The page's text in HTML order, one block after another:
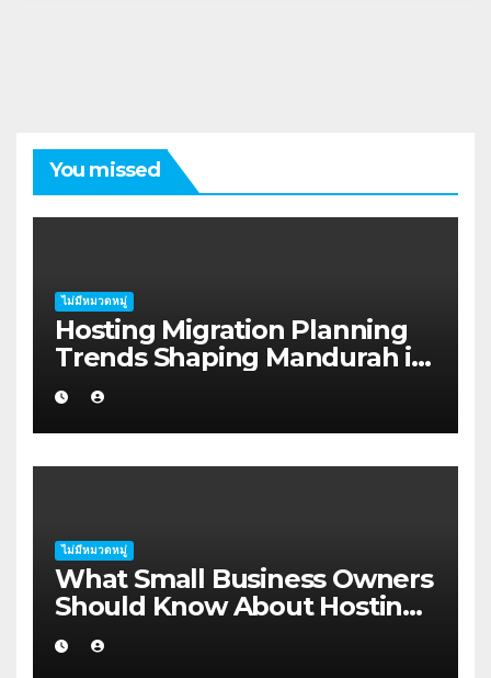
You missed
ไม่มีหมวดหมู่
Hosting Migration Planning
Trends Shaping Mandurah in
2026
ไม่มีหมวดหมู่
What Small Business Owners
Should Know About Hosting
Migration Planning in
Geraldton